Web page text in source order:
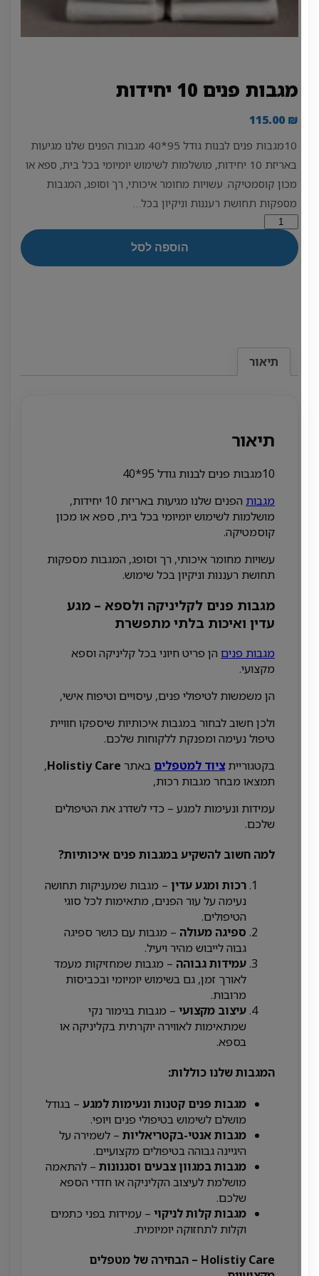
מגבות פנים 10 יחידות
115.00
10מגבות פנים לבנות גודל 95*40 מגבות הפנים שלנו מגיעות
באריזת 10 יחידות, מושלמות לשימוש יומיומי בכל בית, ספא או
מכון קוסמטיקה. עשויות מחומר איכותי, רך וסופג, המגבות
מספקות תחושת רעננות וניקיון בכל…
כמות
מגבות
הוספה לסל
תיאור
תיאור
מגבות
הפנים שלנו מגיעות באריזת 10 יחידות,
מושלמות לשימוש יומיומי בכל בית, ספא או מכון
קוסמטיקה.
עשויות מחומר איכותי, רך וסופג, המגבות מספקות
תחושת רעננות וניקיון בכל שימוש.
מגבות פנים לקליניקה ולספא – מגע
עדין ואיכות בלתי מתפשרת
מגבות פניםהן פריט חיוני בכל קליניקה וספא
מקצועי.
הן משמשות לטיפולי פנים, עיסויים וטיפוח אישי,
ולכן חשוב לבחור במגבות איכותיות שיספקו חוויית
טיפול נעימה ומפנקת ללקוחות שלכם.
בקטגורייתציוד למטפליםבאתרHolistiy Care
,
תמצאו מבחר מגבות רכות,
עמידות ונעימות למגע – כדי לשדרג את הטיפולים
שלכם.
למה חשוב להשקיע במגבות פנים איכותיות?
רכות ומגע עדין– מגבות שמעניקות תחושה
נעימה על עור הפנים, מתאימות לכל סוגי
הטיפולים.
ספיגה מעולה– מגבות עם כושר ספיגה
גבוה לייבוש מהיר ויעיל.
עמידות גבוהה– מגבות שמחזיקות מעמד
לאורך זמן, גם בשימוש יומיומי ובכביסות
מרובות.
עיצוב מקצועי– מגבות בגימור נקי
שמתאימות לאווירה יוקרתית בקליניקה או
בספא.
המגבות שלנו כוללות:
מגבות פנים קטנות ונעימות למגע– בגודל
מושלם לשימוש בטיפולי פנים ויופי.
מגבות אנטי-בקטריאליות– לשמירה על
היגיינה גבוהה בטיפולים מקצועיים.
מגבות במגוון צבעים וסגנונות– להתאמה
מושלמת לעיצוב הקליניקה או חדרי הספא
שלכם.
מגבות קלות לניקוי– עמידות בפני כתמים
וקלות לתחזוקה יומיומית.
Holistiy Care – הבחירה של מטפלים